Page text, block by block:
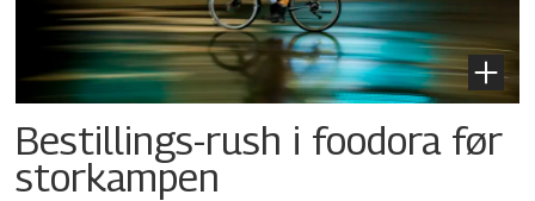
Bestillings-rush i foodora før
storkampen